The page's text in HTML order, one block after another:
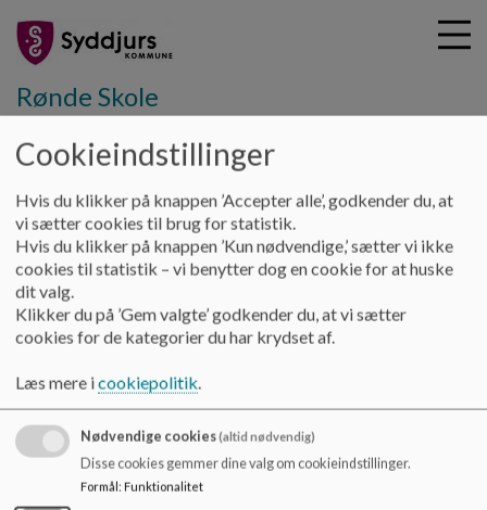
Rønde Skole
Hjem
Video om Rønde Skole
Cookieindstillinger
Hvis du klikker på knappen ’Accepter alle’, godkender du, at
vi sætter cookies til brug for statistik.
Hvis du klikker på knappen ’Kun nødvendige,’ sætter vi ikke
cookies til statistik – vi benytter dog en cookie for at huske
dit valg.
Klikker du på ’Gem valgte’ godkender du, at vi sætter
cookies for de kategorier du har krydset af.
Læs mere icookiepolitik.
Nødvendige cookies(altid nødvendig)
Disse cookies gemmer dine valg om cookieindstillinger.
Formål: Funktionalitet